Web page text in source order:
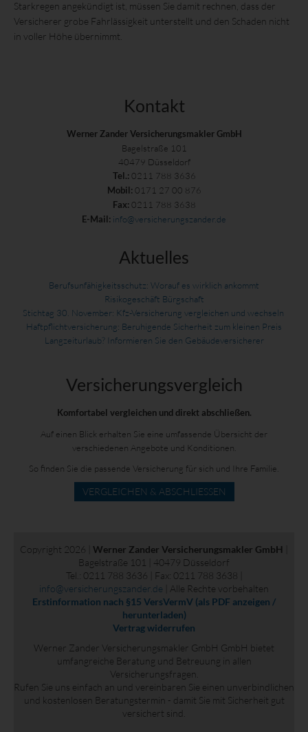
Starkregen angekündigt ist, müssen Sie damit rechnen, dass der
Versicherer grobe Fahrlässigkeit unterstellt und den Schaden nicht
in voller Höhe übernimmt.
Kontakt
Werner Zander Versicherungsmakler GmbH
Bagelstraße 101
40479 Düsseldorf
Tel.: 0211 788 3636
Mobil: 0171 27 00 876
Fax: 0211 788 3638
E-Mail: info@versicherungszander.de
Aktuelles
Berufsunfähigkeitsschutz: Worauf es wirklich ankommt
Risikogeschäft Bürgschaft
Stichtag 30. November: Kfz-Versicherung vergleichen und wechseln
Haftpflichtversicherung: Beruhigende Sicherheit zum kleinen Preis
Langzeiturlaub? Informieren Sie den Gebäudeversicherer
Versicherungs­vergleich
Komfortabel vergleichen und direkt abschließen.
Auf einen Blick erhalten Sie eine umfassende Übersicht der
verschiedenen Angebote und Konditionen.
So finden Sie die passende Versicherung für sich und Ihre Familie.
VERGLEICHEN & ABSCHLIESSEN
Copyright 2026 | Werner Zander Versicherungsmakler GmbH
Bagelstraße 101 | 40479 Düsseldorf
Tel.: 0211 788 3636 | Fax: 0211 788 3638 |
info@versicherungszander.de | Alle Rechte vorbehalten
Erstinformation nach §15 VersVermV (als PDF anzeigen /
herunterladen)
Vertrag widerrufen
Werner Zander Versicherungsmakler GmbH GmbH bietet
umfangreiche Beratung und Betreuung in allen
Versicherungsfragen.
Rufen Sie uns einfach an und vereinbaren Sie einen unverbindlichen
und kostenlosen Beratungstermin - damit Sie mit Sicherheit gut
versichert sind.